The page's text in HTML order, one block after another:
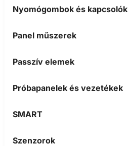
Nyomógombok és kapcsolók
Panel műszerek
Passzív elemek
Próbapanelek és vezetékek
SMART
Szenzorok